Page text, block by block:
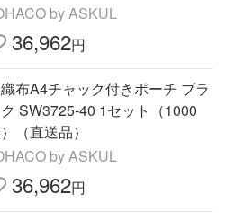
by ASKUL
36,962円
布A4チャック付きポーチ ブラ
SW3725-40 1セット（1000
（直送品）
by ASKUL
36,962円